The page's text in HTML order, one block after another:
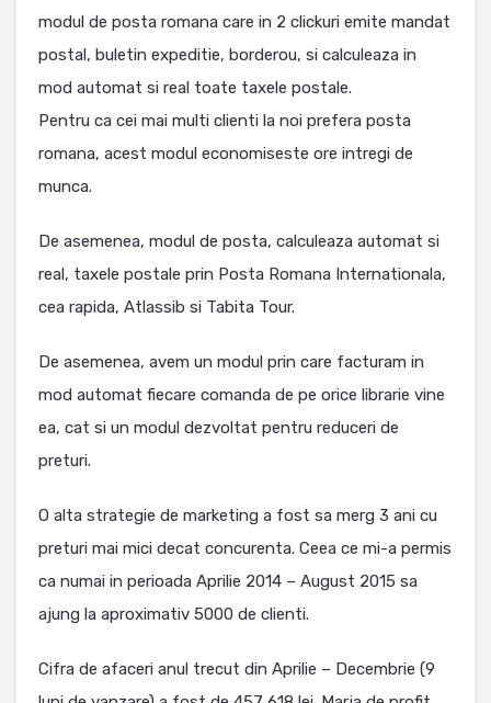
modul de posta romana care in 2 clickuri emite mandat
postal, buletin expeditie, borderou, si calculeaza in
mod automat si real toate taxele postale.
Pentru ca cei mai multi clienti la noi prefera posta
romana, acest modul economiseste ore intregi de
munca.
De asemenea, modul de posta, calculeaza automat si
real, taxele postale prin Posta Romana Internationala,
cea rapida, Atlassib si Tabita Tour.
De asemenea, avem un modul prin care facturam in
mod automat fiecare comanda de pe orice librarie vine
ea, cat si un modul dezvoltat pentru reduceri de
preturi.
O alta strategie de marketing a fost sa merg 3 ani cu
preturi mai mici decat concurenta. Ceea ce mi-a permis
ca numai in perioada Aprilie 2014 – August 2015 sa
ajung la aproximativ 5000 de clienti.
Cifra de afaceri anul trecut din Aprilie – Decembrie (9